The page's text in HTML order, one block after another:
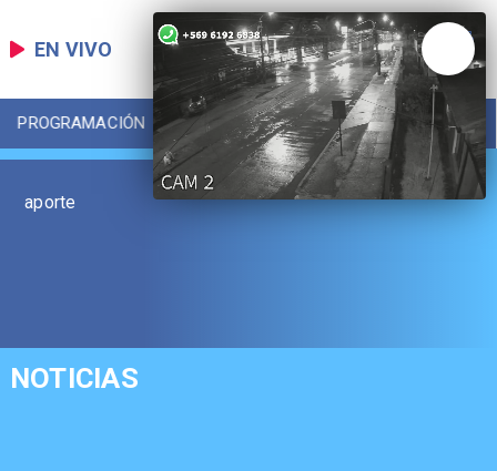
EN VIVO
PROGRAMACIÓN LOCAL DEPORTES
aporte
NOTICIAS